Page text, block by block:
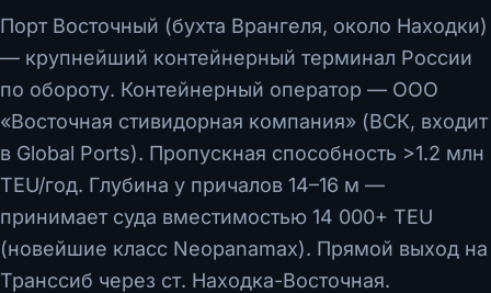
Порт Восточный (бухта Врангеля, около Находки)
— крупнейший контейнерный терминал России
по обороту. Контейнерный оператор — ООО
«Восточная стивидорная компания» (ВСК, входит
в Global Ports). Пропускная способность >1.2 млн
TEU/год. Глубина у причалов 14–16 м —
принимает суда вместимостью 14 000+ TEU
(новейшие класс Neopanamax). Прямой выход на
Транссиб через ст. Находка-Восточная.